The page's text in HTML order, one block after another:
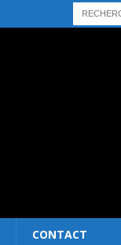
CONTACT